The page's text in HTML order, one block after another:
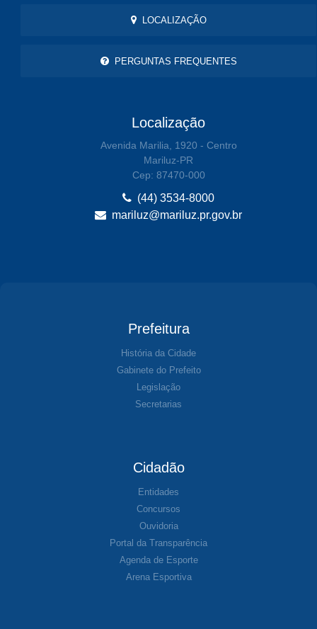
LOCALIZAÇÃO
PERGUNTAS FREQUENTES
Localização
Avenida Marilia, 1920 - Centro
Mariluz-PR
Cep: 87470-000
(44) 3534-8000
mariluz@mariluz.pr.gov.br
Prefeitura
História da Cidade
Gabinete do Prefeito
Legislação
Secretarias
Cidadão
Entidades
Concursos
Ouvidoria
Portal da Transparência
Agenda de Esporte
Arena Esportiva